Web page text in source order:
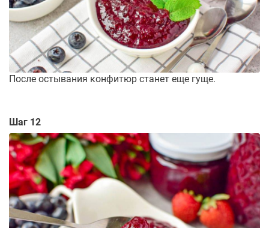
После остывания конфитюр станет еще гуще.
Шаг 12